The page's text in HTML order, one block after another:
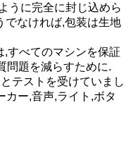
うに完全に封じ込めら
でなければ,包装は生地
すべてのマシンを保証
問題を減らすために.
テストを受けていまし
カー,音声,ライト,ボタ